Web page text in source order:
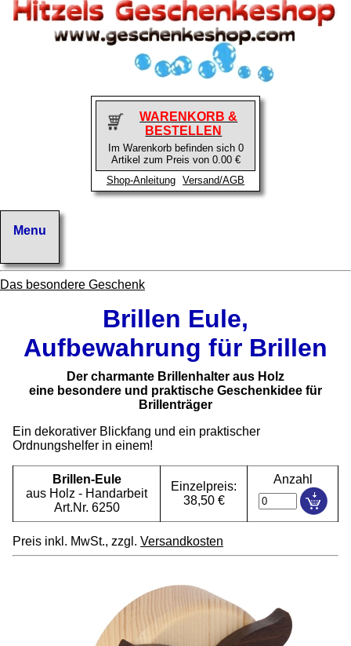
WARENKORB &
BESTELLEN
Im Warenkorb befinden sich 0
Artikel zum Preis von 0.00 €
Shop-Anleitung
Versand/AGB
Das besondere Geschenk
Brillen Eule,
Aufbewahrung für Brillen
Der charmante Brillenhalter aus Holz
eine besondere und praktische Geschenkidee für
Brillenträger
Ein dekorativer Blickfang und ein praktischer
Ordnungshelfer in einem!
Brillen-Eule
aus Holz - Handarbeit
Art.Nr. 6250
Einzelpreis:
38,50 €
Anzahl
Preis inkl. MwSt., zzgl. Versandkosten